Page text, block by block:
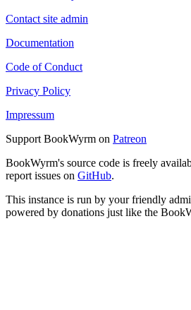
Contact site admin
Documentation
Code of Conduct
Privacy Policy
Impressum
Support BookWyrm on Patreon
BookWyrm's source code is freely
report issues on GitHub.
This instance is run by your friendly
powered by donations just like the